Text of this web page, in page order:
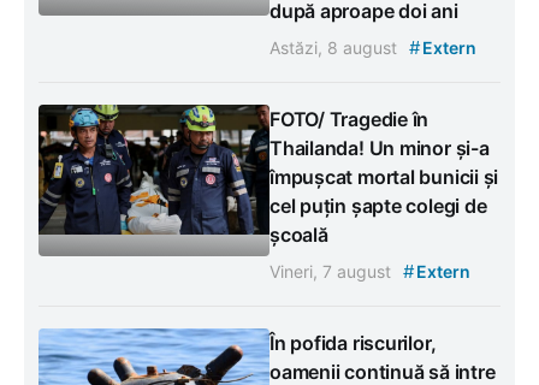
după aproape doi ani
Astăzi, 8 august #Extern
FOTO/ Tragedie în
Thailanda! Un minor și-a
împușcat mortal bunicii și
cel puțin șapte colegi de
școală
Vineri, 7 august #Extern
În pofida riscurilor,
oamenii continuă să intre